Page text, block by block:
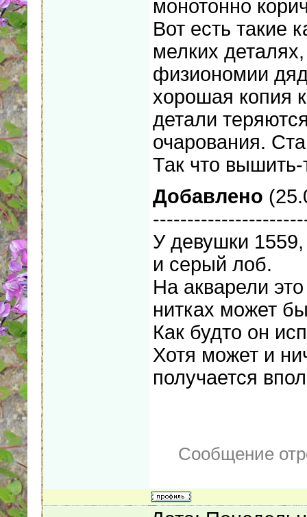
монотонно
Вот есть такие
мелких
физиономии
хорошая копия
детали
очарования.
Так что
Добавлено
У девушки
и серый лоб.
На акварели
нитках может
Как будто он
Хотя может и
получается
Сообщение